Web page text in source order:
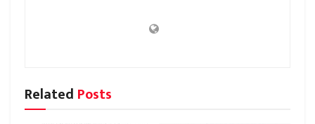
Related Posts